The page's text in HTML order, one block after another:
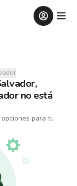
no está
para ti.